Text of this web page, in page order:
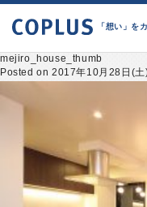
「想い」を
mejiro_house_thumb
Posted on 2017年10月28日(